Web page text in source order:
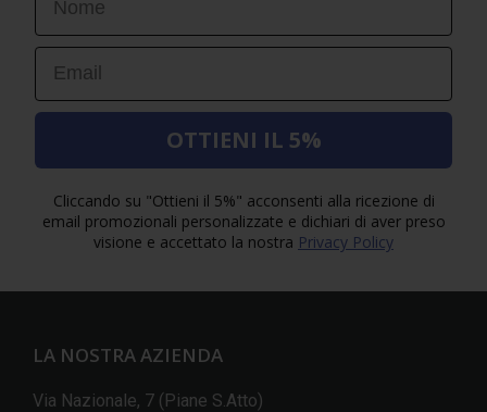
Email
OTTIENI IL 5%
Cliccando su "Ottieni il 5%" acconsenti alla ricezione di
email promozionali personalizzate e dichiari di aver preso
visione e accettato la nostra Privacy Policy
LA NOSTRA AZIENDA
Via Nazionale, 7 (Piane S.Atto)